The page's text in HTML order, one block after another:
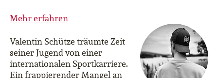
Mehr erfahren
Valentin Schütze träumte Zeit
seiner Jugend von einer
internationalen Sportkarriere.
Ein frappierender Mangel an